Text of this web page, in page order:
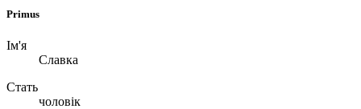
Primus
Ім'я
Славка
Стать
чоловік